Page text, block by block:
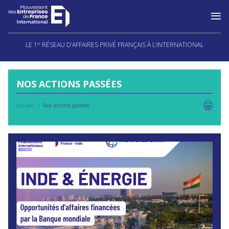
Aller
LE 1 ER RÉSEAU D’AFFAIRES PRIVÉ FRANÇAIS À L’INTERNATIONAL
NOS ACTIONS PASSÉES
Accueil Nos actions passées